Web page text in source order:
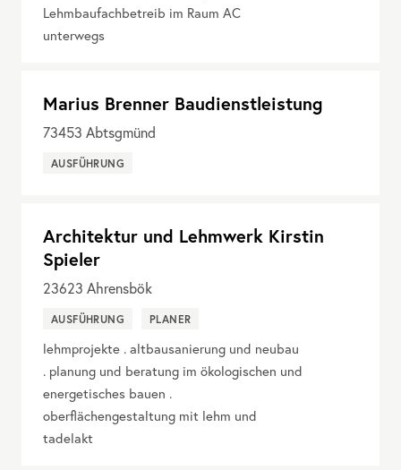
Lehmbaufachbetreib im Raum AC
unterwegs
Marius Brenner Baudienstleistung
73453 Abtsgmünd
AUSFÜHRUNG
Architektur und Lehmwerk Kirstin
Spieler
23623 Ahrensbök
AUSFÜHRUNG PLANER
lehmprojekte . altbausanierung und neubau
. planung und beratung im ökologischen und
energetisches bauen .
oberflächengestaltung mit lehm und
tadelakt